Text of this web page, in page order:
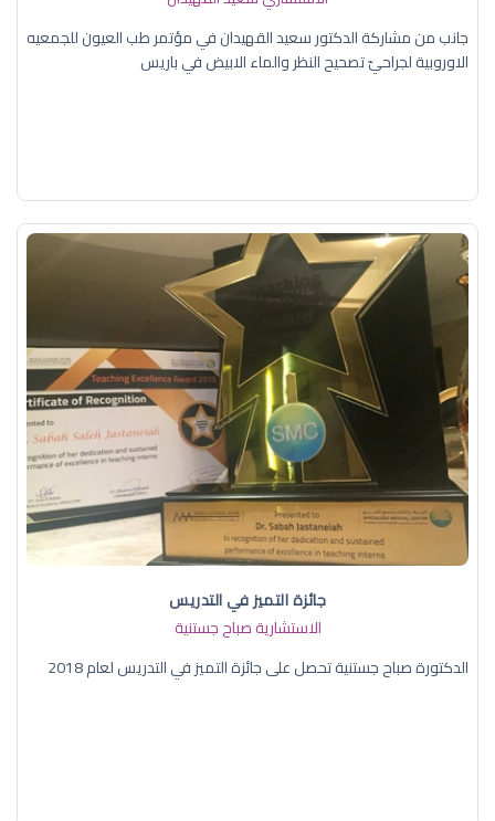
جانب من مشاركة الدكتور سعيد القهيدان في مؤتمر طب العيون للجمعيه
الاوروبية لجراحيّ تصحيح النظر والماء الابيض في باريس
جائزة التميز في التدريس
الاستشارية صباح جستنية
الدكتورة صباح جستنية تحصل على جائزة التميز في التدريس لعام 2018